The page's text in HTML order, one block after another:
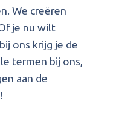
We creëren
je nu wilt
ons krijg je de
termen bij ons,
aan de